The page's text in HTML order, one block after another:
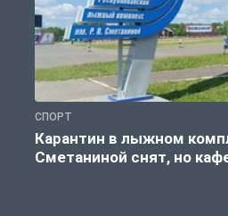
СПОРТ
Карантин в лыжном
Сметаниной снят, но